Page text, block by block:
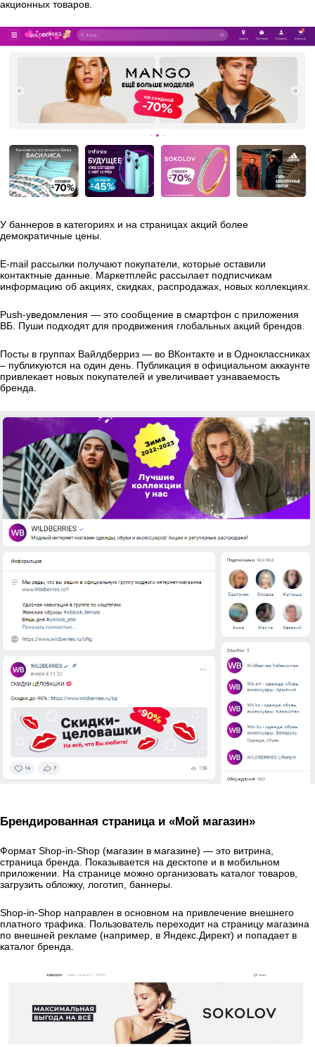
акционных товаров.
У баннеров в категориях и на страницах акций более
демократичные цены.
E-mail рассылки получают покупатели, которые оставили
контактные данные. Маркетплейс рассылает подписчикам
информацию об акциях, скидках, распродажах, новых коллекциях.
Push-уведомления — это сообщение в смартфон с приложения
ВБ. Пуши подходят для продвижения глобальных акций брендов.
Посты в группах Вайлдберриз — во ВКонтакте и в Одноклассниках
– публикуются на один день. Публикация в официальном аккаунте
привлекает новых покупателей и увеличивает узнаваемость
бренда.
Брендированная страница и «Мой магазин»
Формат Shop-in-Shop (магазин в магазине) — это витрина,
страница бренда. Показывается на десктопе и в мобильном
приложении. На странице можно организовать каталог товаров,
загрузить обложку, логотип, баннеры.
Shop-in-Shop направлен в основном на привлечение внешнего
платного трафика. Пользователь переходит на страницу магазина
по внешней рекламе (например, в Яндекс.Директ) и попадает в
каталог бренда.